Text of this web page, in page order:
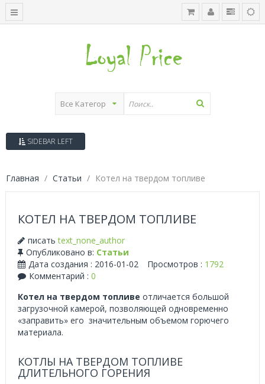
SIDEBAR LEFT
Главная Статьи Котел на твердом топливе
КОТЕЛ НА ТВЕРДОМ ТОПЛИВЕ
писать text_none_author
Опубликовано в: Статьи
Дата создания : 2016-01-02
Просмотров : 1792
Комментарий : 0
Котел на твердом топливе отличается большой
загрузочной камерой, позволяющей одновременно
«заправить» его значительным объемом горючего
материала.
КОТЛЫ НА ТВЕРДОМ ТОПЛИВЕ
ДЛИТЕЛЬНОГО ГОРЕНИЯ